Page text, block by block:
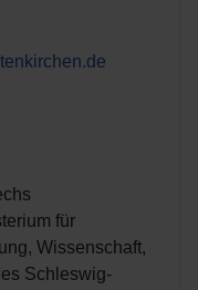
für
Wissenschaft,
Schleswig-